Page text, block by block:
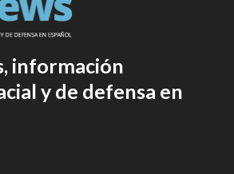
información
y de defensa en